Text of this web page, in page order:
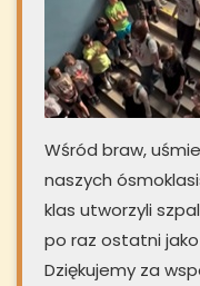
Wśród braw,
naszych
klas utworzyli
po raz ostatni jako
Dziękujemy za